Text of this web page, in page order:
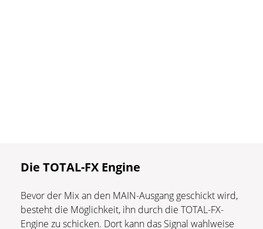
Die TOTAL-FX Engine
Bevor der Mix an den MAIN-Ausgang geschickt wird,
besteht die Möglichkeit, ihn durch die TOTAL-FX-
Engine zu schicken. Dort kann das Signal wahlweise